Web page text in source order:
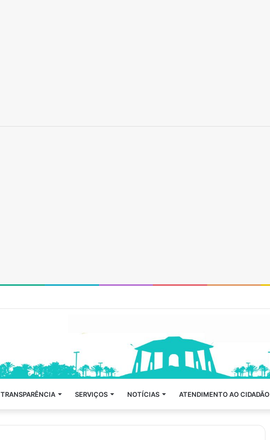
TRANSPARÊNCIA SERVIÇOS NOTÍCIAS ATENDIMENTO AO CIDADÃO